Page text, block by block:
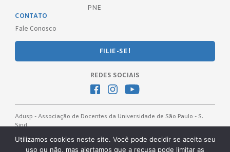
PNE
CONTATO
Fale Conosco
FILIE-SE!
REDES SOCIAIS
Adusp - Associação de Docentes da Universidade de São Paulo - S.
Sind.
Av. Prof. Almeida Prado, 1366 - São Paulo, SP - CEP 05508-070
Utilizamos cookies neste site. Você pode decidir se aceita seu
uso ou não, mas alertamos que a recusa pode limitar as